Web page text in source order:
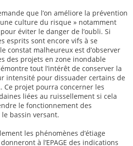
que l’on améliore la prévention
culture du risque » notamment
éviter le danger de l’oubli. Si
esprits sont encore vifs à se
constat malheureux est d’observer
des projets en zone inondable
tout l’intérêt de conserver la
intensité pour dissuader certains de
Ce projet pourra concerner les
liées au ruissellement si cela
le fonctionnement des
bassin versant.
les phénomènes d’étiage
à l’EPAGE des indications